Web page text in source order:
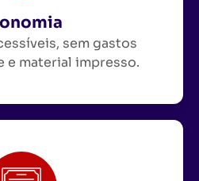
sem gastos
e material impresso.